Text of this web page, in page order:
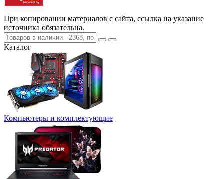
При копировании материалов с сайта, ссылка на указание
источника обязательна.
Каталог
Компьютеры и комплектующие